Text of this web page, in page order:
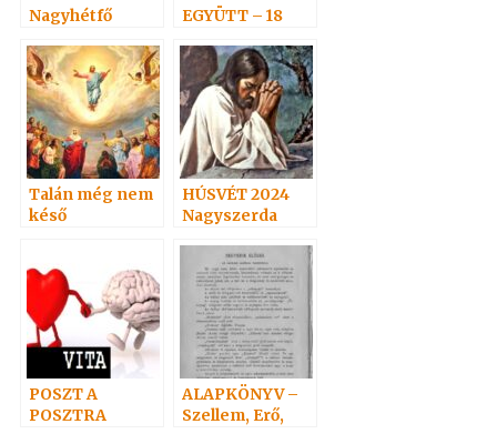
Nagyhétfő
EGYÜTT – 18
Talán még nem
késő
HÚSVÉT 2024
Nagyszerda
POSZT A
POSZTRA
ALAPKÖNYV –
Szellem, Erő,